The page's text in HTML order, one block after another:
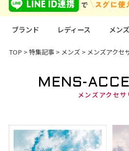
ブランド レディース メンズ
TOP >特集記事> メンズ> メンズアクセ
MENS-
メンズアクセサ